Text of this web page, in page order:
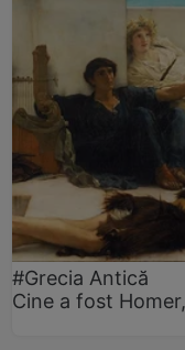
#Grecia Antică
Cine a fost